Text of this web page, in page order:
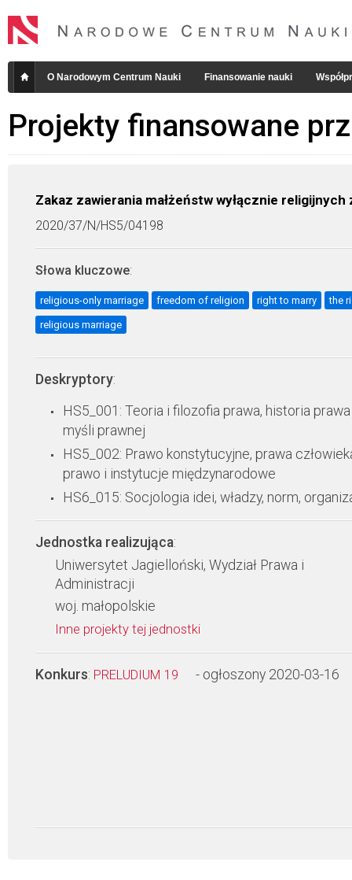
O Narodowym Centrum Nauki Finansowanie nauki
Projekty finansowane
Zakaz zawierania małżeństw wyłącznie
2020/37/N/HS5/04198
Słowa kluczowe:
religious-only marriage freedom of religion right to marry the
religious marriage
Deskryptory:
HS5_001: Teoria i filozofia prawa, historia
myśli prawnej
HS5_002: Prawo konstytucyjne, prawa
prawo i instytucje międzynarodowe
HS6_015: Socjologia idei, władzy, norm,
Jednostka realizująca:
Uniwersytet Jagielloński, Wydział Prawa i
Administracji
woj. małopolskie
Inne projekty tej jednostki
Konkurs: PRELUDIUM 19 - ogłoszony 2020-03-16